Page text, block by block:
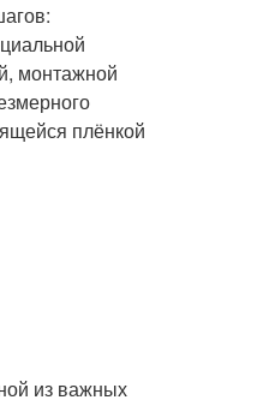
монтажной
плёнкой
из важных